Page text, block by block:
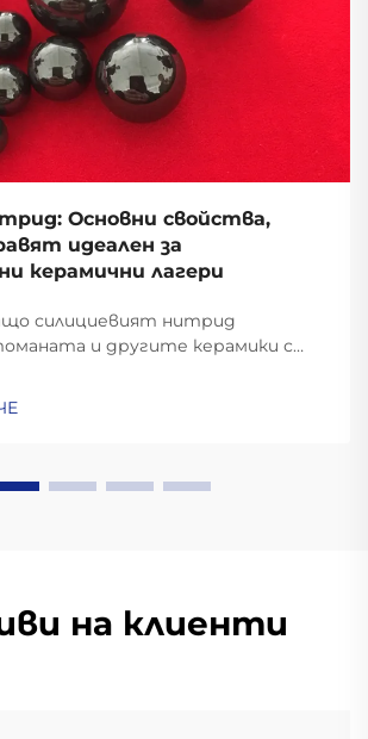
Основни свойства,
идеален за
керамични лагери
силициевият нитрид
и другите керамики с
промишленост, ЕП и
на клиенти